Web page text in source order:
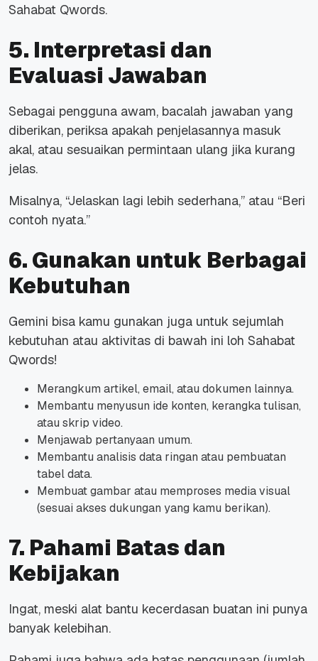
Sahabat Qwords.
5. Interpretasi dan
Evaluasi Jawaban
Sebagai pengguna awam, bacalah jawaban yang
diberikan, periksa apakah penjelasannya masuk
akal, atau sesuaikan permintaan ulang jika kurang
jelas.
Misalnya, “Jelaskan lagi lebih sederhana,” atau “Beri
contoh nyata.”
6. Gunakan untuk Berbagai
Kebutuhan
Gemini bisa kamu gunakan juga untuk sejumlah
kebutuhan atau aktivitas di bawah ini loh Sahabat
Qwords!
Merangkum artikel, email, atau dokumen lainnya.
Membantu menyusun ide konten, kerangka tulisan,
atau skrip video.
Menjawab pertanyaan umum.
Membantu analisis data ringan atau pembuatan
tabel data.
Membuat gambar atau memproses media visual
(sesuai akses dukungan yang kamu berikan).
7. Pahami Batas dan
Kebijakan
Ingat, meski alat bantu kecerdasan buatan ini punya
banyak kelebihan.